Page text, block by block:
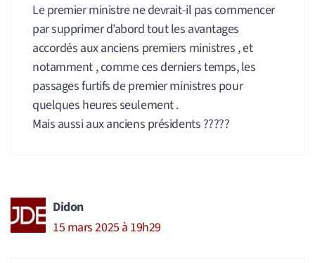
Le premier ministre ne devrait-il pas commencer
par supprimer d’abord tout les avantages
accordés aux anciens premiers ministres , et
notamment , comme ces derniers temps, les
passages furtifs de premier ministres pour
quelques heures seulement .
Mais aussi aux anciens présidents ?????
Didon
15 mars 2025 à 19h29